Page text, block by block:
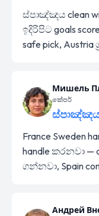
ස්පාඤ්ඤය clean
ඉදිරිපිට goals
safe pick,
Мишель
කේපර්
ස්පාඤ්ඤය
France Sweden
handle කරනවා —
ගන්නවා, Spain
Андрей